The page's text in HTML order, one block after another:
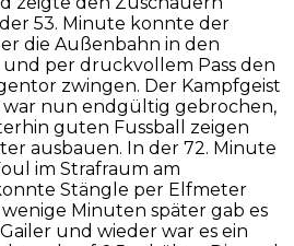
53. Minute konnte der
die Außenbahn in den
per druckvollem Pass den
zwingen. Der Kampfgeist
nun endgültig gebrochen,
guten Fussball zeigen
ausbauen. In der 72. Minute
im Strafraum am
Stängle per Elfmeter
Minuten später gab es
und wieder war es ein